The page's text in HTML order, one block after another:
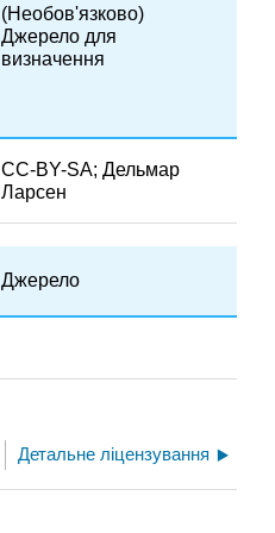
(Необов'язково)
Джерело для
визначення
CC-BY-SA; Дельмар
Ларсен
Джерело
Детальне ліцензування